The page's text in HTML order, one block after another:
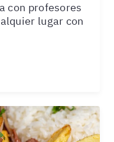
con profesores
lugar con